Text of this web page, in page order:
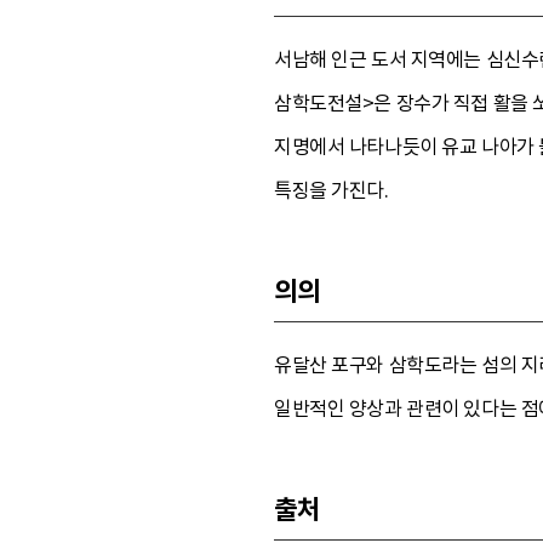
서남해 인근 도서 지역에는 심신
삼학도전설>은 장수가 직접 활을
지명에서 나타나듯이 유교 나아
특징을 가진다.
의의
유달산 포구와 삼학도라는 섬의
일반적인 양상과 관련이 있다는
출처